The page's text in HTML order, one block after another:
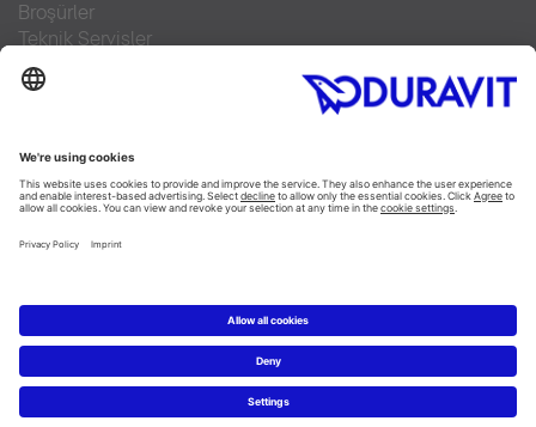
Broşürler
Teknik Servisler
Sıkça sorulan sorular
Facebook
Instagram
Pinterest
RSS-Feed
YouTube
Copyright © 2026 Duravit AG
Imprint|Veri Koruma Beyanı|Çerez ayarları